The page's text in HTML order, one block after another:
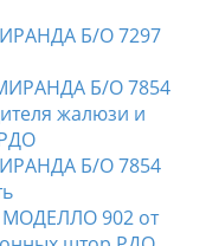
Б/О 7297
Б/О 7854